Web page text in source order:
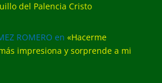
del Palencia Cristo
ROMERO en «Hacerme
impresiona y sorprende a mi